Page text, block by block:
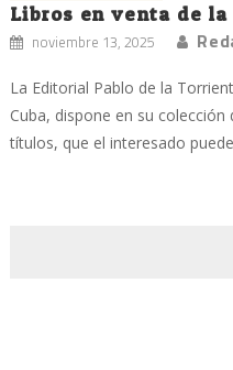
Libros en venta de
noviembre 13, 2025
La Editorial Pablo de la
Cuba, dispone en su
títulos, que el interesado